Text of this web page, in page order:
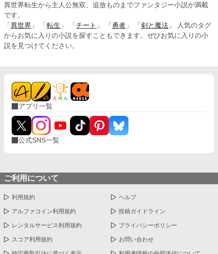
異世界転生から主人公無双、追放ものまでファンタジー小説が満載
です。
「 異世界 」 「 転生 」 「 チート 」 「 勇者 」 「 剣と魔法 」 人気のタグ
からお気に入りの小説を探すこともできます。ぜひお気に入りの小
説を見つけてください。
アプリ一覧
公式SNS一覧
ご利用について
利用規約 ヘルプ
アルファコイン利用規約 投稿ガイドライン
レンタルサービス利用規約 プライバシーポリシー
スコア利用規約 お問い合わせ